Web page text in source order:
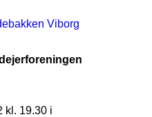
kl. 19.30 i